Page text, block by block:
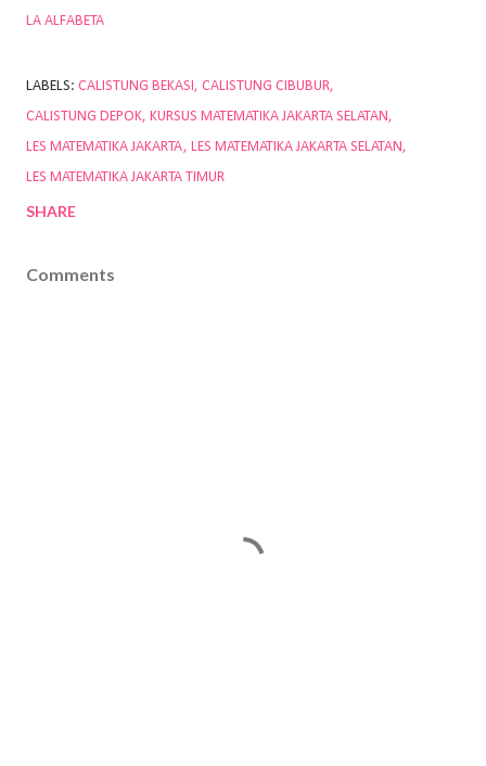
LA ALFABETA
LABELS: CALISTUNG BEKASI
CALISTUNG CIBUBUR
CALISTUNG DEPOK KURSUS MATEMATIKA JAKARTA SELATAN
LES MATEMATIKA JAKARTA
LES MATEMATIKA JAKARTA SELATAN
LES MATEMATIKA JAKARTA TIMUR
SHARE
Comments